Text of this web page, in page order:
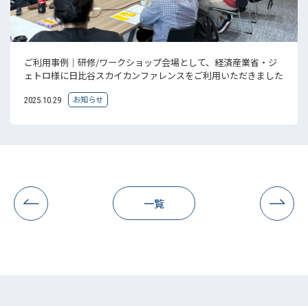
ご利用事例｜研修/ワークショップ会場として、経済産業省・ジ
ェトロ様に日比谷スカイカンファレンスをご利用いただきました
2025.10.29 お知らせ
一覧